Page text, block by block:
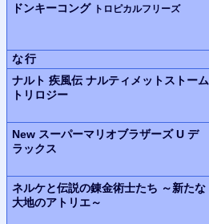
ドンキーコング トロピカルフリーズ
な行
ナルト 疾風伝 ナルティメットストーム
トリロジー
New スーパーマリオブラザーズ U デ
ラックス
ネルケと伝説の錬金術士たち ～新たな
大地のアトリエ～